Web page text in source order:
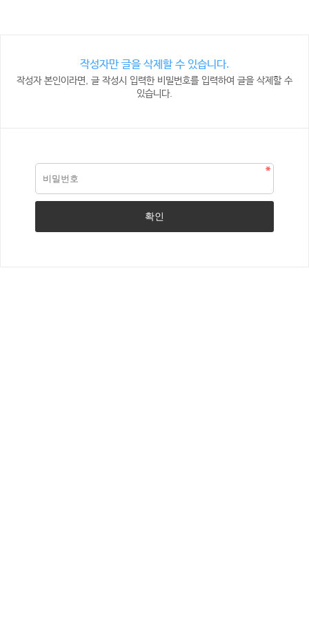
작성자만 글을 삭제할 수 있습니다.
작성자 본인이라면, 글 작성시 입력한 비밀번호를 입력하여 글을 삭제할 수
있습니다.